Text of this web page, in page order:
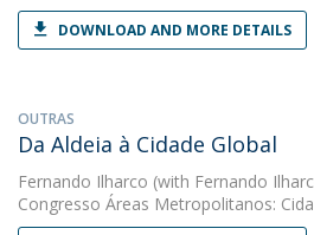
DOWNLOAD AND MORE DETAILS
OUTRAS
Da Aldeia à Cidade Global
Fernando Ilharco (with Fernando
Congresso Áreas Metropolitanos: